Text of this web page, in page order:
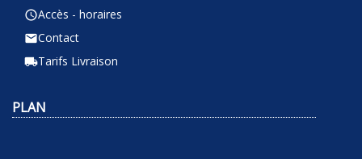
query_builderAccès - horaires
emailContact
local_shippingTarifs Livraison
PLAN